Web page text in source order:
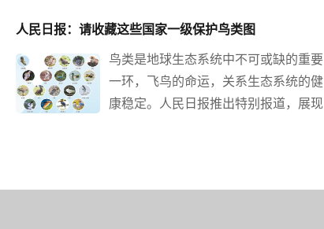
社交媒体平台上“喊话”李现，邀请他来
人民日报：请收藏这些国家一级保护鸟类图
鸟类是地球生态系统中不可或缺的重要
一环，飞鸟的命运，关系生态系统的健
康稳定。人民日报推出特别报道，展现
翱翔。